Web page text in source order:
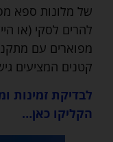
של מלונות ספא
להרים לסקי (או
מפוארים עם
קטנים המציעים
לבדיקת זמינות
הקליקו כאן…